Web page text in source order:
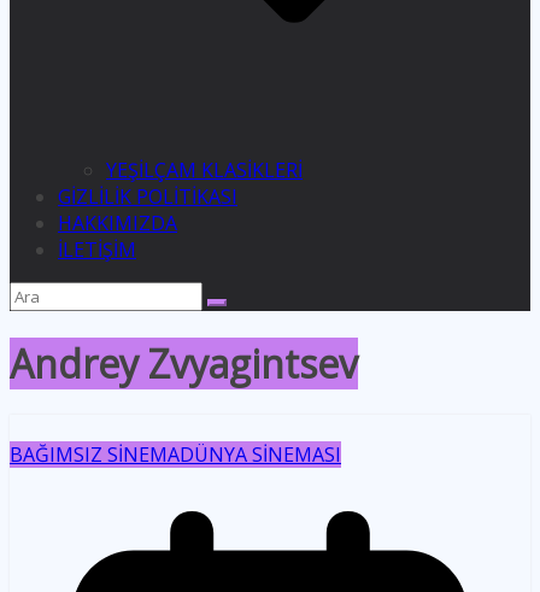
YEŞİLÇAM KLASİKLERİ
GİZLİLİK POLİTİKASI
HAKKIMIZDA
İLETİŞİM
Andrey Zvyagintsev
BAĞIMSIZ SİNEMADÜNYA SİNEMASI